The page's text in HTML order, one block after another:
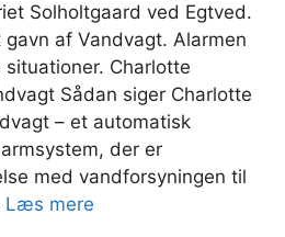
Solholtgaard ved Egtved.
af Vandvagt. Alarmen
Charlotte
Sådan siger Charlotte
– et automatisk
der er
med vandforsyningen til
Læs mere